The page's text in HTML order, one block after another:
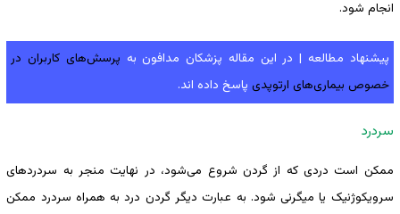
انجام شود.
پیشنهاد مطالعه | در این مقاله پزشکان مدافون به پرسش‌های کاربران در
خصوص بیماری‌های ارتوپدی پاسخ داده اند.
سردرد
ممکن است دردی که از گردن شروع می‌شود، در نهایت منجر به سردردهای
سرویکوژنیک یا میگرنی شود. به عبارت دیگر گردن درد به همراه سردرد ممکن